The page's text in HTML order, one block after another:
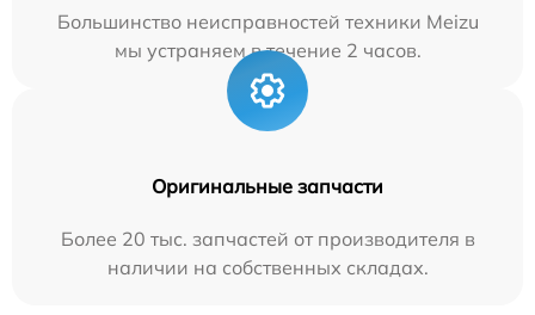
Большинство неисправностей техники Meizu
мы устраняем в течение 2 часов.
Оригинальные запчасти
Более 20 тыс. запчастей от производителя в
наличии на собственных складах.